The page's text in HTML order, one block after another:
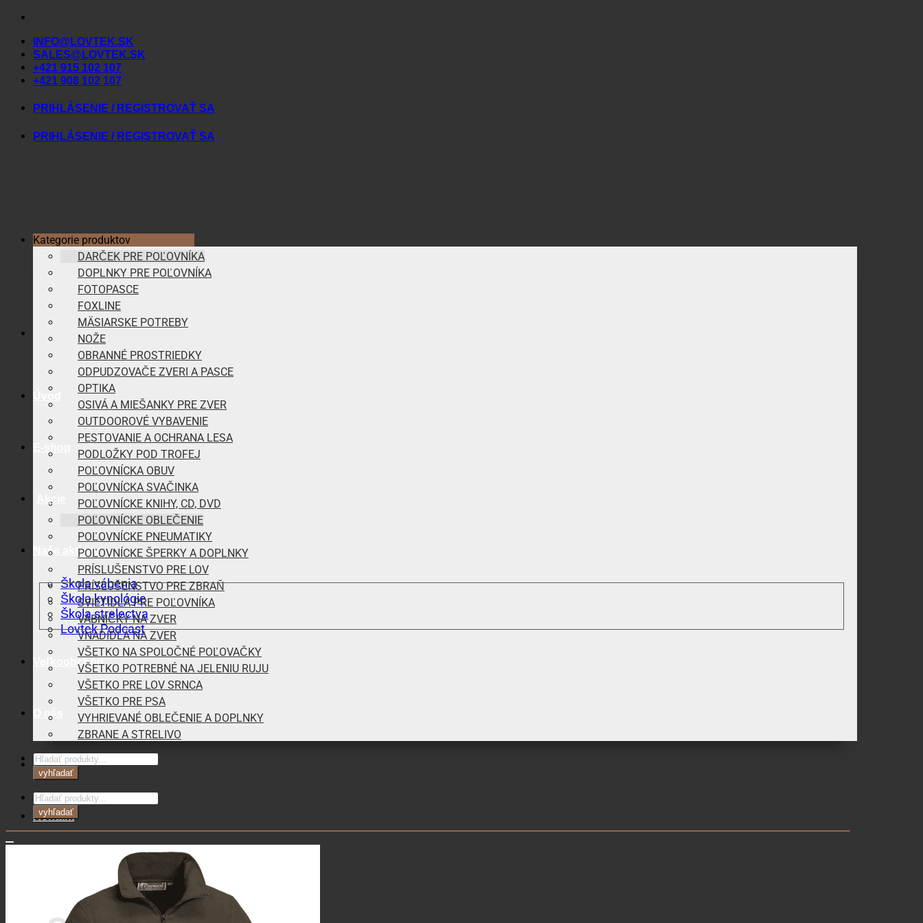
Skip
contentINFO@LOVTEK.SK
SALES@LOVTEK.SK
+421 915 102 107
+421 908 102 107
PRIHLÁSENIE / REGISTROVAŤ SA
PRIHLÁSENIE / REGISTROVAŤ SA
Akcie
Naše aktivity
Škola vábenia
Škola kynológie
Škola strelectva
Lovtek Podcast
Veľkoobchod
O nás
Blog
Kontakt
Kategorie produktov
DARČEK PRE POĽOVNÍKA
DOPLNKY PRE POĽOVNÍKA
FOTOPASCE
FOXLINE
MÄSIARSKE POTREBY
NOŽE
OBRANNÉ PROSTRIEDKY
ODPUDZOVAČE ZVERI A PASCE
OPTIKA
OSIVÁ A MIEŠANKY PRE ZVER
OUTDOOROVÉ VYBAVENIE
PESTOVANIE A OCHRANA LESA
PODLOŽKY POD TROFEJ
POĽOVNÍCKA OBUV
POĽOVNÍCKA SVAČINKA
POĽOVNÍCKE KNIHY, CD, DVD
POĽOVNÍCKE OBLEČENIE
POĽOVNÍCKE PNEUMATIKY
POĽOVNÍCKE ŠPERKY A DOPLNKY
PRÍSLUŠENSTVO PRE LOV
PRÍSLUŠENSTVO PRE ZBRAŇ
SVIETIDLÁ PRE POĽOVNÍKA
VÁBNIČKY NA ZVER
VNADIDLÁ NA ZVER
VŠETKO NA SPOLOČNÉ POĽOVAČKY
VŠETKO POTREBNÉ NA JELENIU RUJU
VŠETKO PRE LOV SRNCA
VŠETKO PRE PSA
VYHRIEVANÉ OBLEČENIE A DOPLNKY
ZBRANE A STRELIVO
Products
search
vyhľadať
Products
search
vyhľadať